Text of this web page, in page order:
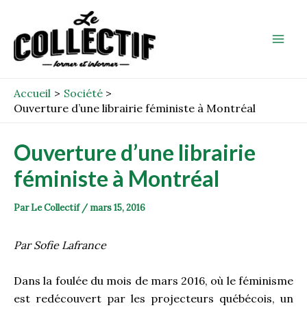
contenu
Accueil
Société
Ouverture d’une librairie féministe à Montréal
Ouverture d’une librairie
féministe à Montréal
ParLe Collectif / mars 15, 2016
Par Sofie Lafrance
Dans la foulée du mois de mars 2016, où le féminisme
est redécouvert par les projecteurs québécois, un
navigation